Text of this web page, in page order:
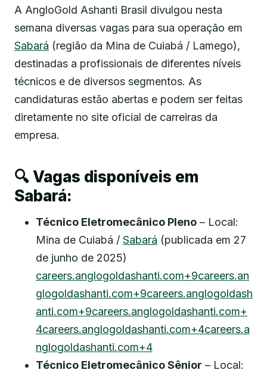
A AngloGold Ashanti Brasil divulgou nesta
semana diversas vagas para sua operação em
Sabará (região da Mina de Cuiabá / Lamego),
destinadas a profissionais de diferentes níveis
técnicos e de diversos segmentos. As
candidaturas estão abertas e podem ser feitas
diretamente no site oficial de carreiras da
empresa.
🔍 Vagas disponíveis em
Sabará:
Técnico Eletromecânico Pleno – Local:
Mina de Cuiabá / Sabará (publicada em 27
de junho de 2025)
careers.anglogoldashanti.com+9careers.an
glogoldashanti.com+9careers.anglogoldash
anti.com+9careers.anglogoldashanti.com+
4careers.anglogoldashanti.com+4careers.a
nglogoldashanti.com+4
Técnico Eletromecânico Sênior – Local: